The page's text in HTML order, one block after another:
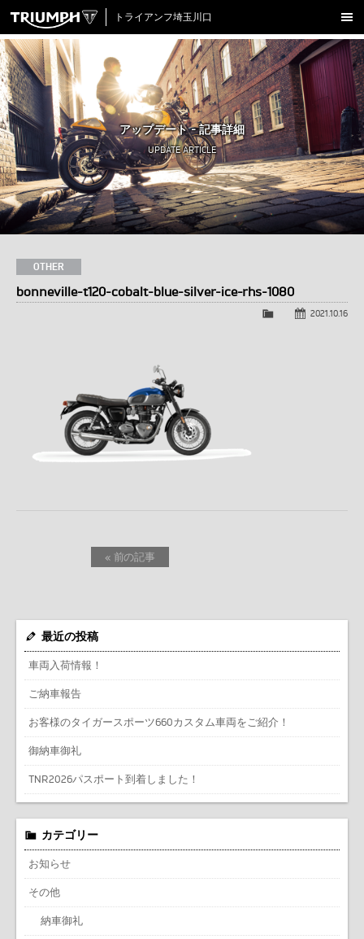
トライアンフ埼玉川口
新車在庫情報
試乗車一覧
認定中古車
アクセサリー
クロージング
アップデート
店舗情報
採用情報
TRIUMPH OFFICIAL SITE
LINE FacebookInstagram
X
アップデート - 記事詳細
UPDATE ARTICLE
OTHER
bonneville-t120-cobalt-blue-silver-ice-rhs-1080
2021.10.16
« 前の記事
最近の投稿
車両入荷情報！
ご納車報告
お客様のタイガースポーツ660カスタム車両をご紹介！
御納車御礼
TNR2026パスポート到着しました！
カテゴリー
お知らせ
その他
納車御礼